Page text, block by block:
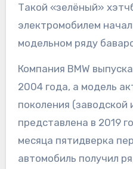
Такой «зелёный» хэтчбек станет
электромобилем
модельном ряду
Компания BMW
2004 года, а модель
поколения (заводской
представлена в 2019
месяца пятидверка
автомобиль получил